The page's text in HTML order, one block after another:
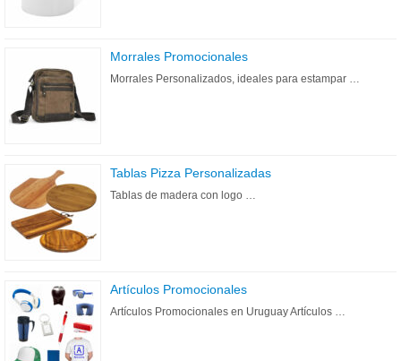
Morrales Promocionales
Morrales Personalizados, ideales para estampar …
Tablas Pizza Personalizadas
Tablas de madera con logo …
Artículos Promocionales
Artículos Promocionales en Uruguay Artículos …